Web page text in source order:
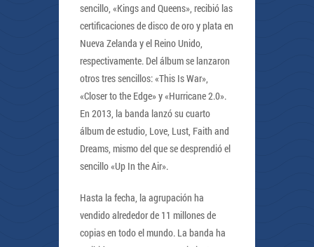
sencillo, «Kings and Queens», recibió las
certificaciones de disco de oro y plata en
Nueva Zelanda y el Reino Unido,
respectivamente. Del álbum se lanzaron
otros tres sencillos: «This Is War»,
«Closer to the Edge» y «Hurricane 2.0».
En 2013, la banda lanzó su cuarto
álbum de estudio, Love, Lust, Faith and
Dreams, mismo del que se desprendió el
sencillo «Up In the Air».
Hasta la fecha, la agrupación ha
vendido alrededor de 11 millones de
copias en todo el mundo. La banda ha